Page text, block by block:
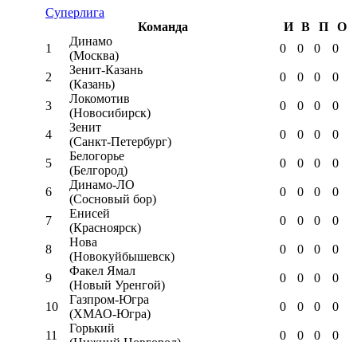
Суперлига
Команда
И В П
О
1
Динамо
(Москва)
0 0 0 0
2
Зенит-Казань
(Казань)
0 0 0 0
3
Локомотив
(Новосибирск)
0 0 0 0
4
Зенит
(Санкт-Петербург)
0 0 0 0
5
Белогорье
(Белгород)
0 0 0 0
6
Динамо-ЛО
(Сосновый бор)
0 0 0 0
7
Енисей
(Красноярск)
0 0 0 0
8
Нова
(Новокуйбышевск)
0 0 0 0
9
Факел Ямал
(Новый Уренгой)
0 0 0 0
10
Газпром-Югра
(ХМАО-Югра)
0 0 0 0
11
Горький
0 0 0 0